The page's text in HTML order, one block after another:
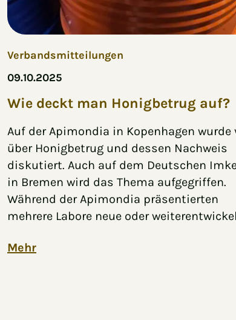
Verbandsmitteilungen
09.10.2025
Wie deckt man Honigbetrug auf?
Auf der Apimondia in Kopenhagen wurde
über Honigbetrug und dessen Nachweis
diskutiert. Auch auf dem Deutschen
in Bremen wird das Thema aufgegriffen.
Während der Apimondia präsentierten
mehrere Labore neue oder
Mehr